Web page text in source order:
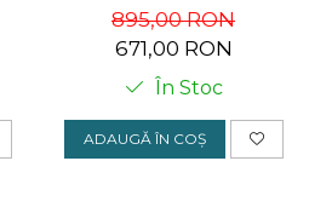
895,00 RON
671,00 RON
În Stoc
ADAUGĂ ÎN COȘ